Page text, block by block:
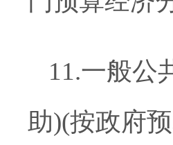
11.一般公
助)(按政府